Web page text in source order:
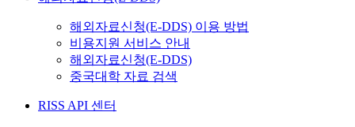
해외자료신청(E-DDS) 이용 방법
비용지원 서비스 안내
해외자료신청(E-DDS)
중국대학 자료 검색
RISS API 센터